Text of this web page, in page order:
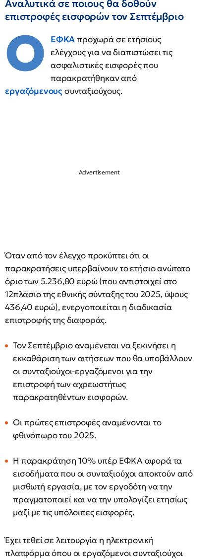
Aναλυτικά σε ποιους θα δοθούν
επιστροφές εισφορών τον Σεπτέμβριο
Ο ΕΦΚΑπροχωρά σε ετήσιους
ελέγχους για να διαπιστώσει τις
ασφαλιστικές εισφορές που
παρακρατήθηκαν από
εργαζόμενουςσυνταξιούχους.
Όταν από τον έλεγχο προκύπτει ότι οι
παρακρατήσεις υπερβαίνουν το ετήσιο ανώτατο
όριο των 5.236,80 ευρώ (που αντιστοιχεί στο
12πλάσιο της εθνικής σύνταξης του 2025, ύψους
436,40 ευρώ), ενεργοποιείται η διαδικασία
επιστροφής της διαφοράς.
Τον Σεπτέμβριο αναμένεται να ξεκινήσει η
εκκαθάριση των αιτήσεων που θα υποβάλλουν
οι συνταξιούχοι-εργαζόμενοι για την
επιστροφή των αχρεωστήτως
παρακρατηθέντων εισφορών.
Οι πρώτες επιστροφές αναμένονται το
φθινόπωρο του 2025.
Η παρακράτηση 10% υπέρ ΕΦΚΑ αφορά τα
εισοδήματα που οι συνταξιούχοι αποκτούν από
μισθωτή εργασία, με τον εργοδότη να την
πραγματοποιεί και να την υπολογίζει ετησίως
μαζί με τις υπόλοιπες εισφορές.
Έχει τεθεί σε λειτουργία η ηλεκτρονική
πλατφόρμα όπου οι εργαζόμενοι συνταξιούχοι